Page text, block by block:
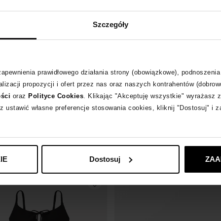
Szczegóły
prawidłowego działania strony (obowiązkowe),
propozycji i ofert przez nas oraz naszych kontrahentów
oraz Polityce Cookies. Klikając "Akceptuję wszystkie" wyrażasz
własne preferencje stosowania cookies, kliknij "Dostosuj" i
Dostosuj
z wełny
4 999zł
-14%
TORY BURCH
Błękitne japonki Miller
Cena regularna:1 199zł